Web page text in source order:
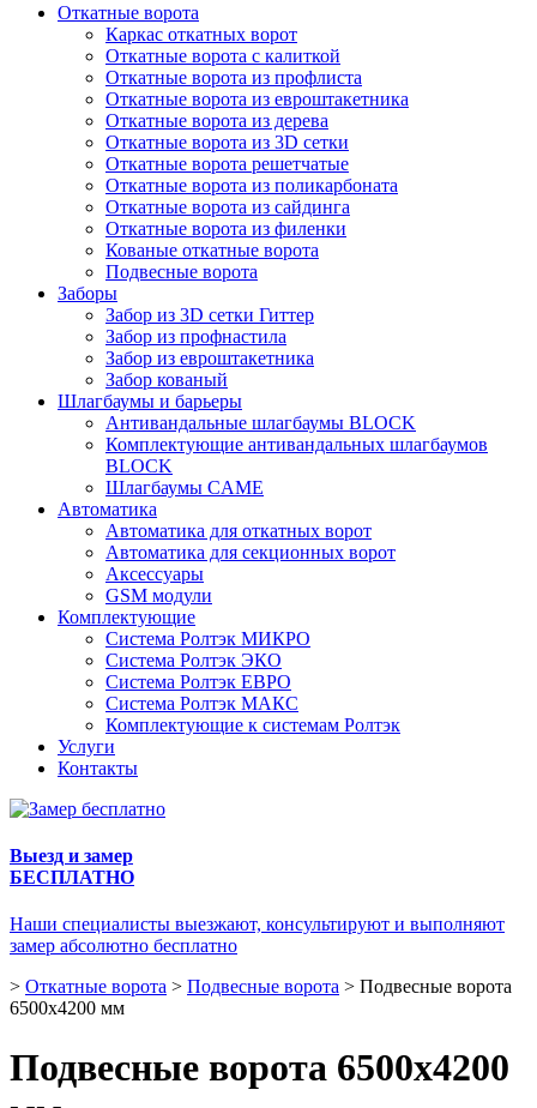
Откатные ворота
Каркас откатных ворот
Откатные ворота с калиткой
Откатные ворота из профлиста
Откатные ворота из евроштакетника
Откатные ворота из дерева
Откатные ворота из 3D сетки
Откатные ворота решетчатые
Откатные ворота из поликарбоната
Откатные ворота из сайдинга
Откатные ворота из филенки
Кованые откатные ворота
Подвесные ворота
Заборы
Забор из 3D сетки Гиттер
Забор из профнастила
Забор из евроштакетника
Забор кованый
Шлагбаумы и барьеры
Антивандальные шлагбаумы BLOCK
Комплектующие антивандальных шлагбаумов
BLOCK
Шлагбаумы CAME
Автоматика
Автоматика для откатных ворот
Автоматика для секционных ворот
Аксессуары
GSM модули
Комплектующие
Система Ролтэк МИКРО
Система Ролтэк ЭКО
Система Ролтэк ЕВРО
Система Ролтэк МАКС
Комплектующие к системам Ролтэк
Услуги
Контакты
Выезд и замер
БЕСПЛАТНО
Наши специалисты выезжают, консультируют и выполняют
замер абсолютно бесплатно
> Откатные ворота > Подвесные ворота > Подвесные ворота
6500х4200 мм
Подвесные ворота 6500х4200